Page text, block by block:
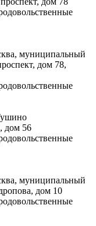
муниципальный
дом 78,
дом 56
муниципальный
дом 10